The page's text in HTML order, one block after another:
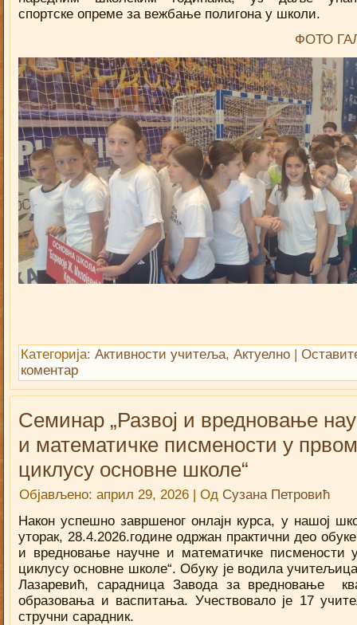
спортске опреме за вежбање полигона у школи.
ФОТО
Категорија: Активности учитеља, Актуелно |
коментар
Семинар „Развој и вредновање
и математичке писмености у првом
циклусу основне школе“
Објављено: април 29, 2026 | Од Сузана Петровић
Након успешно завршеног онлајн курса, у нашој
уторак, 28.4.2026.године одржан практични део обуке
и вредновање научне и математичке писмености
циклусу основне школе“. Обуку је водила
Лазаревић, сарадница Завода за вредновање
образовања и васпитања. Учествовало је 17
стручни сарадник.